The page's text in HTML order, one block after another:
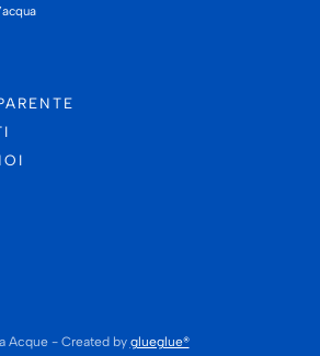
Acque - Created by glueglue®